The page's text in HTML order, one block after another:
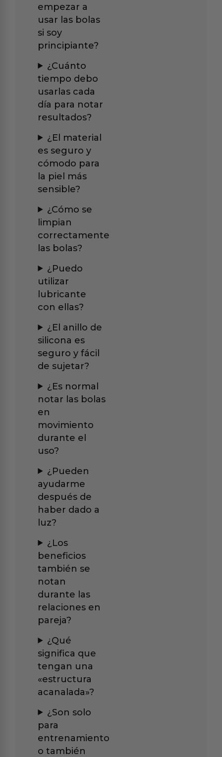
empezar a
usar las bolas
si soy
principiante?
¿Cuánto
tiempo debo
usarlas cada
día para notar
resultados?
¿El material
es seguro y
cómodo para
la piel más
sensible?
¿Cómo se
limpian
correctamente
las bolas?
¿Puedo
utilizar
lubricante
con ellas?
¿El anillo de
silicona es
seguro y fácil
de sujetar?
¿Es normal
notar las bolas
en
movimiento
durante el
uso?
¿Pueden
ayudarme
después de
haber dado a
luz?
¿Los
beneficios
también se
notan
durante las
relaciones en
pareja?
¿Qué
significa que
tengan una
«estructura
acanalada»?
¿Son solo
para
entrenamiento
o también